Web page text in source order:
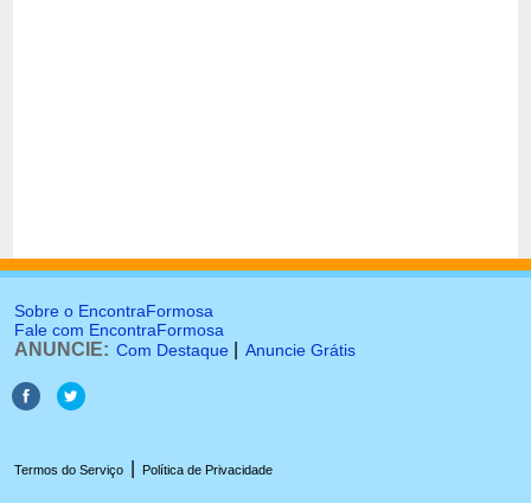
Sobre o EncontraFormosa
Fale com EncontraFormosa
ANUNCIE: Com Destaque Anuncie Grátis
Termos do Serviço Política de Privacidade